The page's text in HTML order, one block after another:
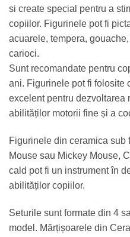
si create special pentru a
copiilor. Figurinele pot fi
acuarele, tempera,
carioci.
Sunt recomandate pentru
ani. Figurinele pot fi folosite
excelent pentru dezvoltarea
abilităților motorii fine și a
Figurinele din ceramica sub
Mouse sau Mickey Mouse,
cald pot fi un instrument în
abilităților copiilor.
Seturile sunt formate din 4
model. Mărțișoarele din